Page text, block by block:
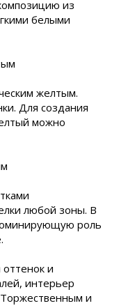
из
белыми
желтым.
Для создания
можно
любой зоны. В
роль
и
интерьер
и